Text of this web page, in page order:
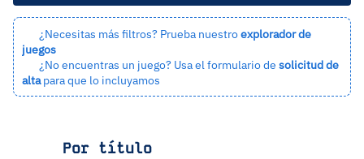
¿Necesitas más filtros? Prueba nuestroexplorador de
juegos
¿No encuentras un juego? Usa el formulario de solicitud de
altapara que lo incluyamos
Por título